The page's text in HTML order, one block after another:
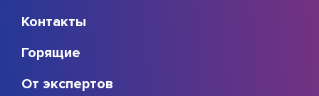
Контакты
Горящие
От экспертов